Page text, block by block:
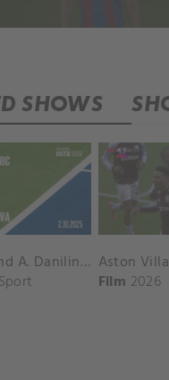
SHOWS
A. Krunic and A. Danilina vs. P. Hon and K. Muchova Match Highlights - BEIJING_Capital Group Diamond ( October 02, 2025)
Sport
Film 2026